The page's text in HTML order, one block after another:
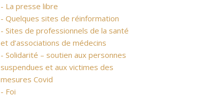
- La presse libre
- Quelques sites de réinformation
- Sites de professionnels de la santé
et d’associations de médecins
- Solidarité – soutien aux personnes
suspendues et aux victimes des
mesures Covid
- Foi